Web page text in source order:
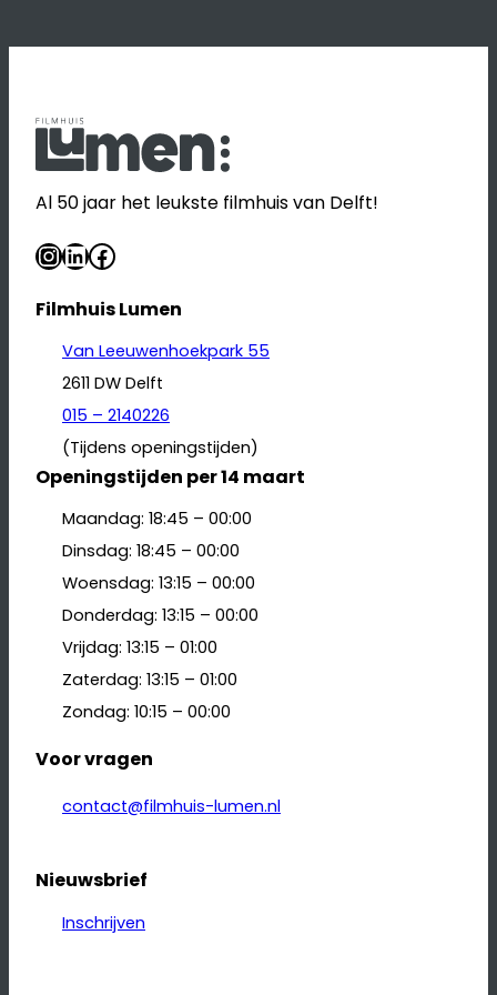
Al 50 jaar het leukste filmhuis van Delft!
InstagramLinkedIn Facebook
Filmhuis Lumen
Van Leeuwenhoekpark 55
2611 DW Delft
015 – 2140226
(Tijdens openingstijden)
Openingstijden per 14 maart
Maandag: 18:45 – 00:00
Dinsdag: 18:45 – 00:00
Woensdag: 13:15 – 00:00
Donderdag: 13:15 – 00:00
Vrijdag: 13:15 – 01:00
Zaterdag: 13:15 – 01:00
Zondag: 10:15 – 00:00
Voor vragen
contact@filmhuis-lumen.nl
Nieuwsbrief
Inschrijven